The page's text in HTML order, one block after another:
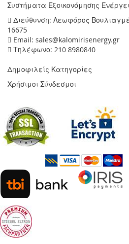
Συστήματα Εξοικονόμησης
Διεύθυνση: Λεωφόρος
16675
Email: sales@kalomirisenergy.gr
Τηλέφωνο: 210 8980840
Δημοφιλείς Κατηγορίες
Χρήσιμοι Σύνδεσμοι